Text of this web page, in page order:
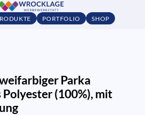
PORTFOLIO SHOP
Parka
Polyester (100%), mit